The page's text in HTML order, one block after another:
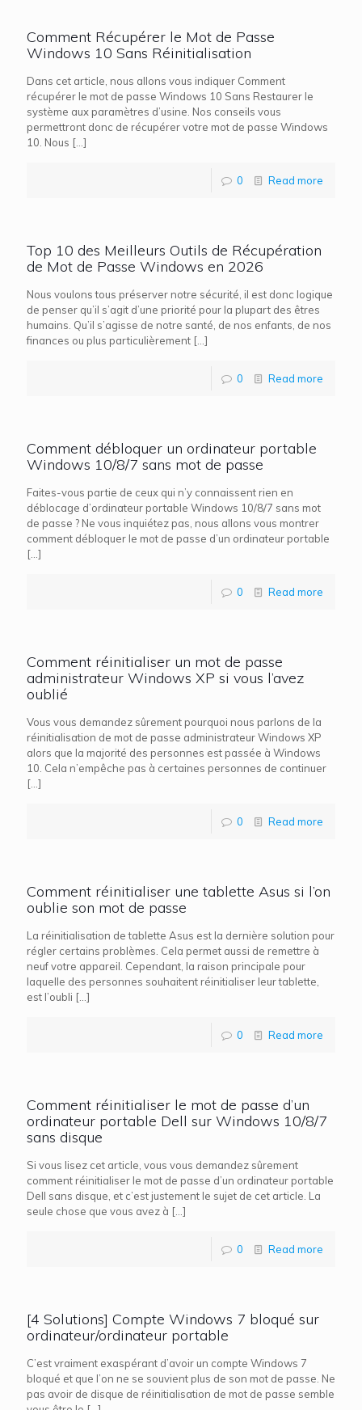
Comment Récupérer le Mot de Passe
Windows 10 Sans Réinitialisation
Dans cet article, nous allons vous indiquer Comment
récupérer le mot de passe Windows 10 Sans Restaurer le
système aux paramètres d’usine. Nos conseils vous
permettront donc de récupérer votre mot de passe Windows
10. Nous […]
0 Read more
Top 10 des Meilleurs Outils de Récupération
de Mot de Passe Windows en 2026
Nous voulons tous préserver notre sécurité, il est donc logique
de penser qu’il s’agit d’une priorité pour la plupart des êtres
humains. Qu’il s’agisse de notre santé, de nos enfants, de nos
finances ou plus particulièrement […]
0 Read more
Comment débloquer un ordinateur portable
Windows 10/8/7 sans mot de passe
Faites-vous partie de ceux qui n’y connaissent rien en
déblocage d’ordinateur portable Windows 10/8/7 sans mot
de passe ? Ne vous inquiétez pas, nous allons vous montrer
comment débloquer le mot de passe d’un ordinateur portable
[…]
0 Read more
Comment réinitialiser un mot de passe
administrateur Windows XP si vous l’avez
oublié
Vous vous demandez sûrement pourquoi nous parlons de la
réinitialisation de mot de passe administrateur Windows XP
alors que la majorité des personnes est passée à Windows
10. Cela n’empêche pas à certaines personnes de continuer
[…]
0 Read more
Comment réinitialiser une tablette Asus si l’on
oublie son mot de passe
La réinitialisation de tablette Asus est la dernière solution pour
régler certains problèmes. Cela permet aussi de remettre à
neuf votre appareil. Cependant, la raison principale pour
laquelle des personnes souhaitent réinitialiser leur tablette,
est l’oubli […]
0 Read more
Comment réinitialiser le mot de passe d’un
ordinateur portable Dell sur Windows 10/8/7
sans disque
Si vous lisez cet article, vous vous demandez sûrement
comment réinitialiser le mot de passe d’un ordinateur portable
Dell sans disque, et c’est justement le sujet de cet article. La
seule chose que vous avez à […]
0 Read more
[4 Solutions] Compte Windows 7 bloqué sur
ordinateur/ordinateur portable
C’est vraiment exaspérant d’avoir un compte Windows 7
bloqué et que l’on ne se souvient plus de son mot de passe. Ne
pas avoir de disque de réinitialisation de mot de passe semble